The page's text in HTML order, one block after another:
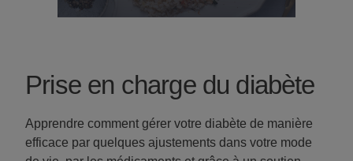
Prise en charge du diabète
Apprendre comment gérer votre diabète de manière
efficace par quelques ajustements dans votre mode